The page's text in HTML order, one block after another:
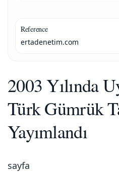
Reference
ertadenetim.com
2003 Yılında
Türk Gümrük
Yayımlandı
sayfa